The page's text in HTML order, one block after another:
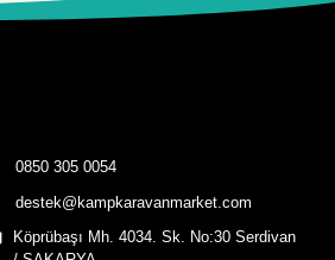
0850 305 0054
destek@kampkaravanmarket.com
Köprübaşı Mh. 4034. Sk. No:30 Serdivan